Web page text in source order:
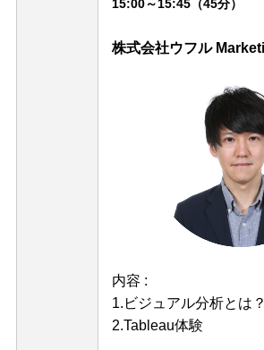
15:00～15:45（45分）
株式会社ウフル
内容 :
1.ビジュアル分析とは？
2.Tableau体験